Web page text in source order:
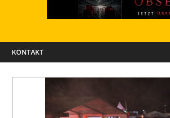
KONTAKT